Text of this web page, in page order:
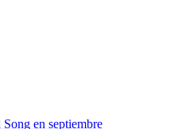
en septiembre